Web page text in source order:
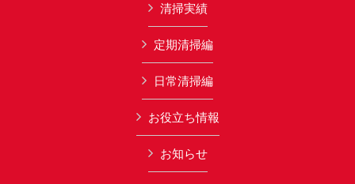
清掃実績
定期清掃編
日常清掃編
お役立ち情報
お知らせ